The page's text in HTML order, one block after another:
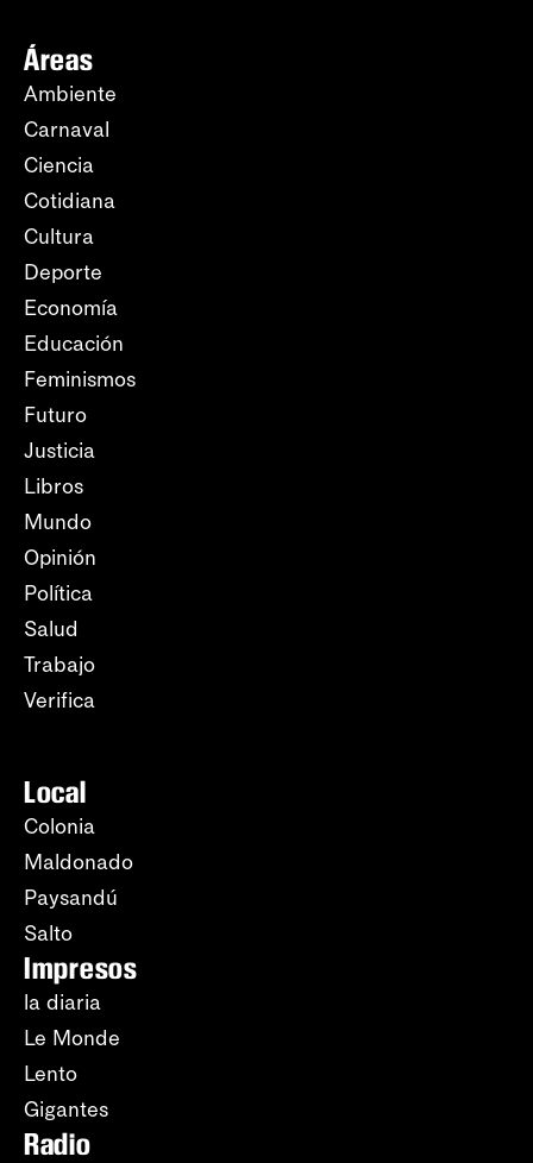
Áreas
Ambiente
Carnaval
Ciencia
Cotidiana
Cultura
Deporte
Economía
Educación
Feminismos
Futuro
Justicia
Libros
Mundo
Opinión
Política
Salud
Trabajo
Verifica
Local
Colonia
Maldonado
Paysandú
Salto
Impresos
la diaria
Le Monde
Lento
Gigantes
Radio